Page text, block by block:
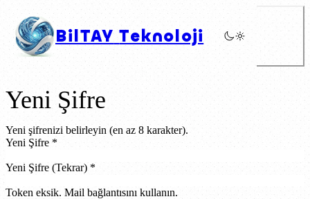
BilTAY Teknoloji
Yeni Şifre
Yeni şifrenizi belirleyin (en az 8 karakter).
Yeni Şifre *
Yeni Şifre (Tekrar) *
Token eksik. Mail bağlantısını kullanın.